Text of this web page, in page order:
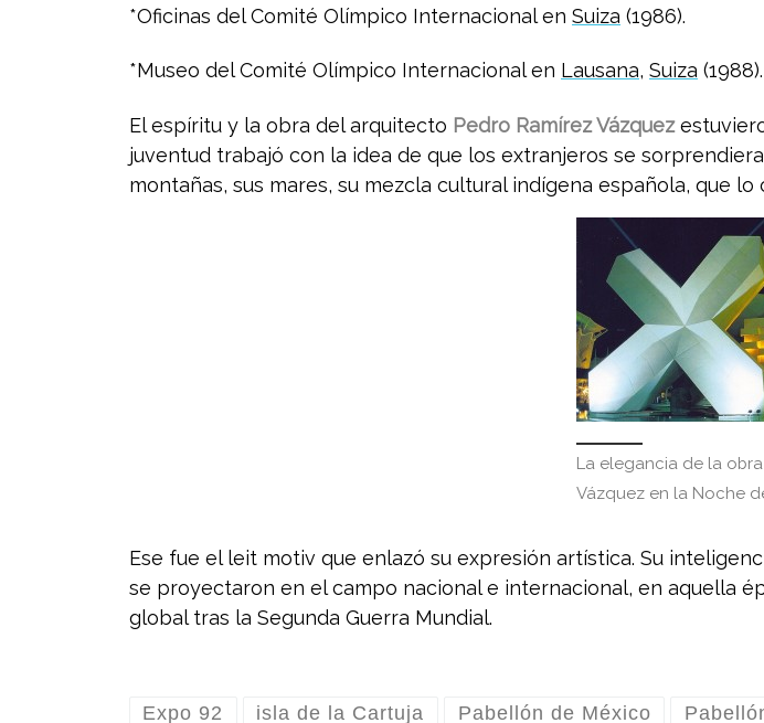
*Oficinas del Comité Olímpico Internacional en Suiza (1986).
*Museo del Comité Olímpico Internacional en Lausana, Suiza (1988).
El espíritu y la obra del arquitecto Pedro Ramírez Vázquez
juventud trabajó con la idea de que los extranjeros se
montañas, sus mares, su mezcla cultural indígena española, que
La elegancia de la
Vázquez en la Noche
Ese fue el leit motiv que enlazó su expresión artística. Su
se proyectaron en el campo nacional e internacional, en aquella
global tras la Segunda Guerra Mundial.
Expo 92 isla de la Cartuja Pabellón de México